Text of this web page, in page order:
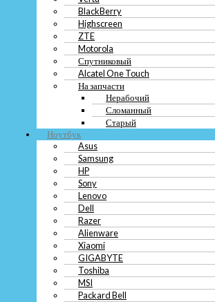
BlackBerry
Highscreen
ZTE
Motorola
Спутниковый
Alcatel One Touch
На запчасти
Нерабочий
Сломанный
Старый
Ноутбук
Asus
Samsung
HP
Sony
Lenovo
Dell
Razer
Alienware
Xiaomi
GIGABYTE
Toshiba
MSI
Packard Bell
Alcatel One Touch
На запчасти
Нерабочий
Сломанный
Старый
Ноутбук
Asus
HP
Sony
MSI
Packard Bell
Acer
Fujitsu Siemens
DNS
Игровой
На запчасти
Сломанный